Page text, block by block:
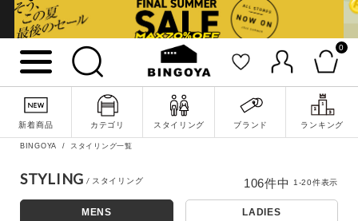
0
新着商品 カテゴリ スタイリング ブランド ランキング
BINGOYA スタイリング一覧
STYLING
MENS LADIES
106件中 1-20件表示